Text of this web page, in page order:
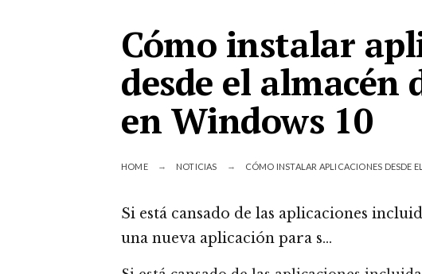
Cómo instalar
desde el almacén
en Windows 10
HOME NOTICIAS CÓMO INSTALAR APLICACIONES DESDE
Si está cansado de las aplicaciones
una nueva aplicación para s…